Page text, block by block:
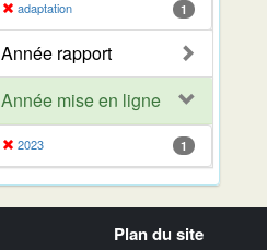
adaptation 1
Année rapport
Année mise en ligne
2023 1
Plan du site